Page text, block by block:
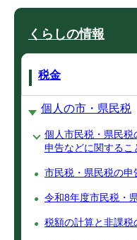
くらしの情報
税金
個人の市・県民税
個人市民税・県民税
申告などに関するこ
市民税・県民税の
令和8年度市民税・
税額の計算と非課税